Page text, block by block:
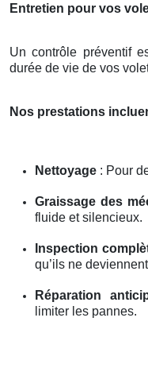
Entretien pour vos
Un contrôle préventif
durée de vie de vos
Nos prestations
Nettoyage : Pour
Graissage des
fluide et silencieux.
Inspection
qu’ils ne
Réparation
limiter les pannes.